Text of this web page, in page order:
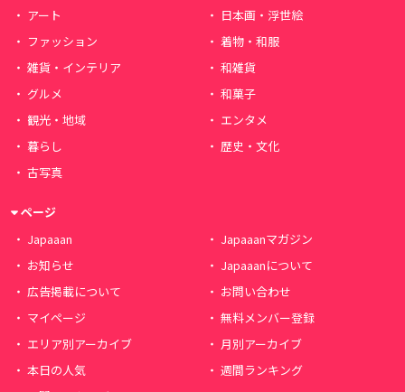
アート
日本画・浮世絵
ファッション
着物・和服
雑貨・インテリア
和雑貨
グルメ
和菓子
観光・地域
エンタメ
暮らし
歴史・文化
古写真
ページ
Japaaan
Japaaanマガジン
お知らせ
Japaaanについて
広告掲載について
お問い合わせ
マイページ
無料メンバー登録
エリア別アーカイブ
月別アーカイブ
本日の人気
週間ランキング